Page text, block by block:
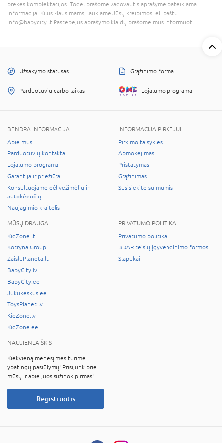
prekės komplektacijos. Todėl prašome vadovautis aprašyme pateikiama
informacija. Kilus klausimams, laukiame Jūsų kreipimosi el. paštu
info@babycity.lt Pastebėjus aprašymo klaidų prašome mus informuoti.
Užsakymo statusas Grąžinimo forma
Parduotuvių darbo laikas Lojalumo programa
BENDRA INFORMACIJA
Apie mus
Parduotuvių kontaktai
Lojalumo programa
Garantija ir priežiūra
Konsultuojame dėl vežimėlių ir
autokėdučių
Naujagimio kraitelis
INFORMACIJA PIRKĖJUI
Pirkimo taisyklės
Apmokėjimas
Pristatymas
Grąžinimas
Susisiekite su mumis
MŪSŲ DRAUGAI
KidZone.lt
Kotryna Group
ZaisluPlaneta.lt
BabyCity.lv
BabyCity.ee
Jukukeskus.ee
ToysPlanet.lv
KidZone.lv
KidZone.ee
PRIVATUMO POLITIKA
Privatumo politika
BDAR teisių įgyvendinimo formos
Slapukai
NAUJIENLAIŠKIS
Kiekvieną mėnesį mes turime
ypatingų pasiūlymų! Prisijunk prie
mūsų ir apie juos sužinok pirmas!
Registruotis